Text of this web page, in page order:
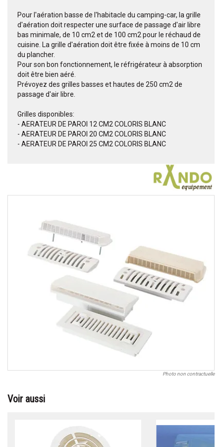
Pour l'aération basse de l'habitacle du camping-car, la grille
d'aération doit respecter une surface de passage d'air libre
bas minimale, de 10 cm2 et de 100 cm2 pour le réchaud de
cuisine. La grille d'aération doit être fixée à moins de 10 cm
du plancher.
Pour son bon fonctionnement, le réfrigérateur à absorption
doit être bien aéré.
Prévoyez des grilles basses et hautes de 250 cm2 de
passage d'air libre.
Grilles disponibles:
- AERATEUR DE PAROI 12 CM2 COLORIS BLANC
- AERATEUR DE PAROI 20 CM2 COLORIS BLANC
- AERATEUR DE PAROI 25 CM2 COLORIS BLANC
Photo non contractuelle
Voir aussi